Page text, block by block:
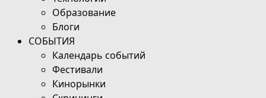
Образование
Блоги
СОБЫТИЯ
Календарь событий
Фестивали
Кинорынки